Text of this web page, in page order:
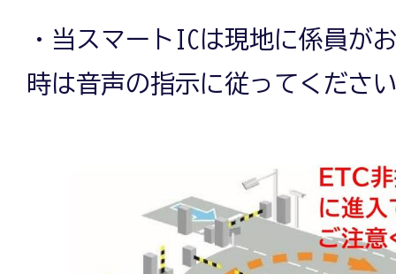
・当スマートICは現地に係員が
時は音声の指示に従ってくださ